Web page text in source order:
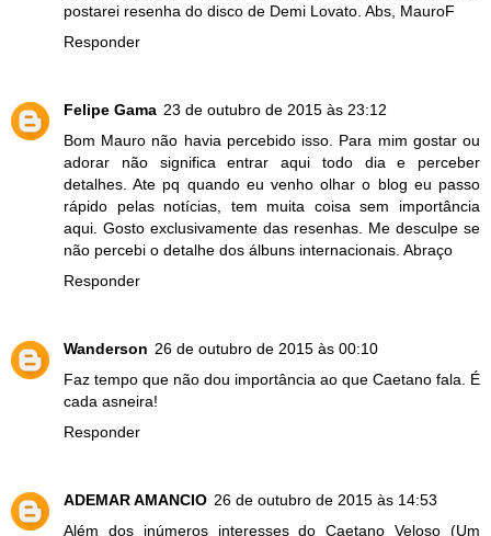
postarei resenha do disco de Demi Lovato. Abs, MauroF
Responder
Felipe Gama 23 de outubro de 2015 às 23:12
Bom Mauro não havia percebido isso. Para mim gostar ou
adorar não significa entrar aqui todo dia e perceber
detalhes. Ate pq quando eu venho olhar o blog eu passo
rápido pelas notícias, tem muita coisa sem importância
aqui. Gosto exclusivamente das resenhas. Me desculpe se
não percebi o detalhe dos álbuns internacionais. Abraço
Responder
Wanderson 26 de outubro de 2015 às 00:10
Faz tempo que não dou importância ao que Caetano fala. É
cada asneira!
Responder
ADEMAR AMANCIO 26 de outubro de 2015 às 14:53
Além dos inúmeros interesses do Caetano Veloso (Um